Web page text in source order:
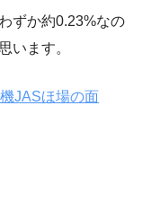
ずか約0.23%なの
います。
JASほ場の面